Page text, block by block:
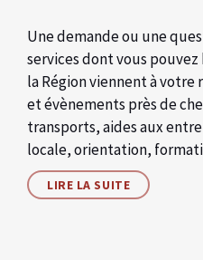
Une demande ou une
services dont vous
la Région viennent à votre
et évènements près de
transports, aides aux
locale, orientation,
LIRE LA SUITE